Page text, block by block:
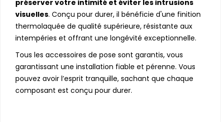
préserver votre intimité et éviter les intrusions
visuelles. Conçu pour durer, il bénéficie d'une finition
thermolaquée de qualité supérieure, résistante aux
intempéries et offrant une longévité exceptionnelle.
Tous les accessoires de pose sont garantis, vous
garantissant une installation fiable et pérenne. Vous
pouvez avoir l’esprit tranquille, sachant que chaque
composant est conçu pour durer.